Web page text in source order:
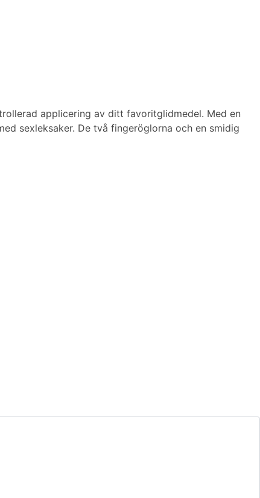
applicering av ditt favoritglidmedel. Med en
sexleksaker. De två fingeröglorna och en smidig